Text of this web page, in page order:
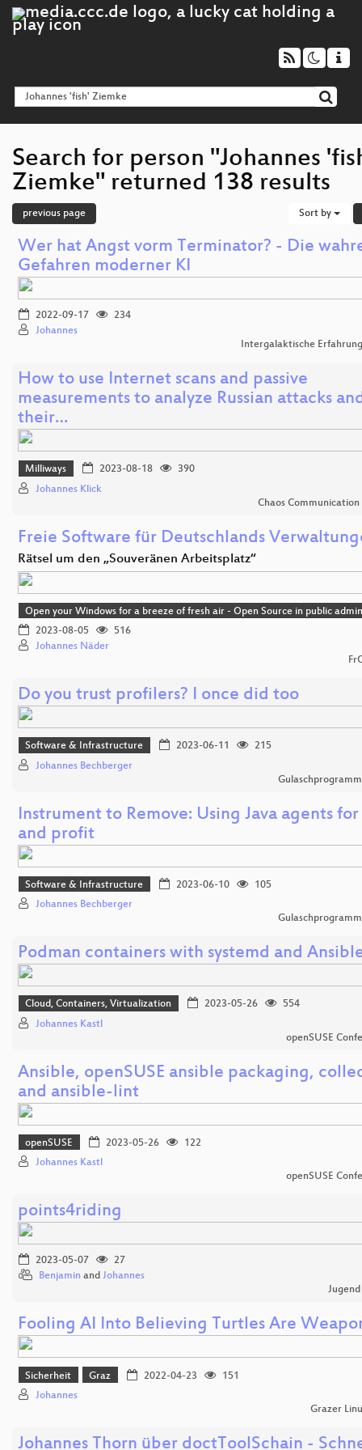
Search for person "Johannes
Ziemke" returned 138 results
previous page Sort by
Wer hat Angst vorm Terminator? - Die
Gefahren moderner KI
2022-09-17
234
Johannes
Intergalaktische
How to use Internet scans and passive
measurements to analyze Russian attacks
their…
Milliways 2023-08-18
390
Johannes Klick
Chaos Communication
Freie Software für Deutschlands
Rätsel um den „Souveränen Arbeitsplatz“
Open your Windows for a breeze of fresh air - Open Source in public
2023-08-05
516
Johannes Näder
Do you trust profilers? I once did too
Software & Infrastructure 2023-06-11
215
Johannes Bechberger
Instrument to Remove: Using Java agents
and profit
Software & Infrastructure 2023-06-10
105
Johannes Bechberger
Podman containers with systemd and
Cloud, Containers, Virtualization 2023-05-26
554
Johannes Kastl
openSUSE
Ansible, openSUSE ansible packaging,
and ansible-lint
openSUSE 2023-05-26
122
Johannes Kastl
openSUSE
points4riding
2023-05-07
27
Benjamin and Johannes
Fooling AI Into Believing Turtles Are
Sicherheit Graz 2022-04-23
151
Johannes
Grazer
Johannes Thorn über doctToolSchain -